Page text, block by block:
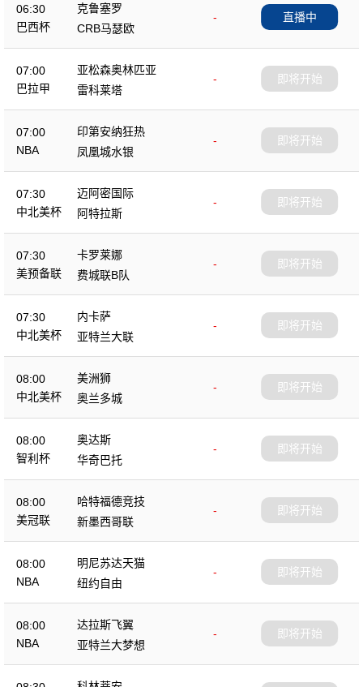
06:30
巴西杯
克鲁塞罗
-
CRB马瑟欧
直播中
07:00
巴拉甲
亚松森奥林匹亚
-
雷科莱塔
即将开始
07:00
NBA
印第安纳狂热
-
凤凰城水银
即将开始
07:30
中北美杯
迈阿密国际
-
阿特拉斯
即将开始
07:30
美预备联
卡罗莱娜
-
费城联B队
即将开始
07:30
中北美杯
内卡萨
-
亚特兰大联
即将开始
08:00
中北美杯
美洲狮
-
奥兰多城
即将开始
08:00
智利杯
奥达斯
-
华奇巴托
即将开始
08:00
美冠联
哈特福德竞技
-
新墨西哥联
即将开始
08:00
NBA
明尼苏达天猫
-
纽约自由
即将开始
08:00
NBA
达拉斯飞翼
-
亚特兰大梦想
即将开始